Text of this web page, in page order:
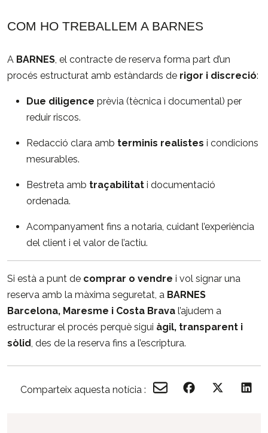
COM HO TREBALLEM A BARNES
A BARNES, el contracte de reserva forma part d’un
procés estructurat amb estàndards de rigor i discreció:
Due diligence prèvia (tècnica i documental) per
reduir riscos.
Redacció clara amb terminis realistes i condicions
mesurables.
Bestreta amb traçabilitat i documentació
ordenada.
Acompanyament fins a notaria, cuidant l’experiència
del client i el valor de l’actiu.
Si està a punt de comprar o vendre i vol signar una
reserva amb la màxima seguretat, a BARNES
Barcelona, Maresme i Costa Brava l’ajudem a
estructurar el procés perquè sigui àgil, transparent i
sòlid, des de la reserva fins a l’escriptura.
Comparteix aquesta notícia :